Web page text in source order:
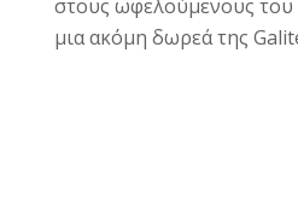
στους ωφελούμενους του
μια ακόμη δωρεά της